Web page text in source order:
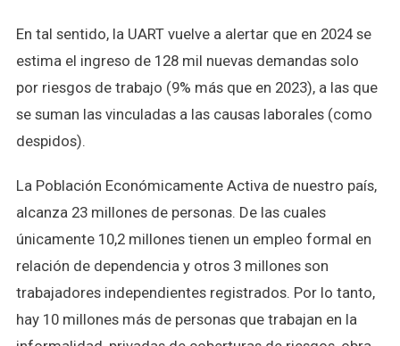
En tal sentido, la UART vuelve a alertar que en 2024 se
estima el ingreso de 128 mil nuevas demandas solo
por riesgos de trabajo (9% más que en 2023), a las que
se suman las vinculadas a las causas laborales (como
despidos).
La Población Económicamente Activa de nuestro país,
alcanza 23 millones de personas. De las cuales
únicamente 10,2 millones tienen un empleo formal en
relación de dependencia y otros 3 millones son
trabajadores independientes registrados. Por lo tanto,
hay 10 millones más de personas que trabajan en la